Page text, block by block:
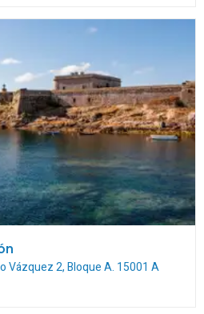
Vázquez 2, Bloque A. 15001 A